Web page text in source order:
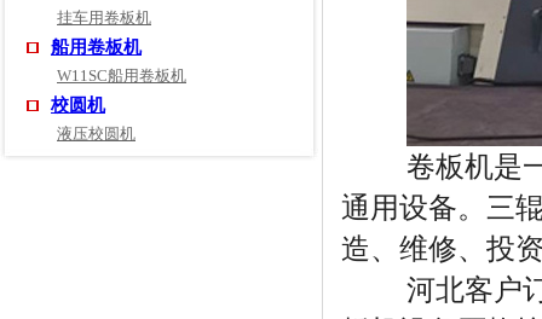
挂车用卷板机
船用卷板机
W11SC船用卷板机
校圆机
液压校圆机
卷板机是一
通用设备。三
造、维修、投
河北客户订